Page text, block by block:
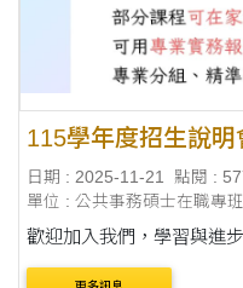
115學年度招生說明
日期 : 2025-11-21
點閱 :
單位 : 公共事務碩士在職專班
歡迎加入我們，學習與進